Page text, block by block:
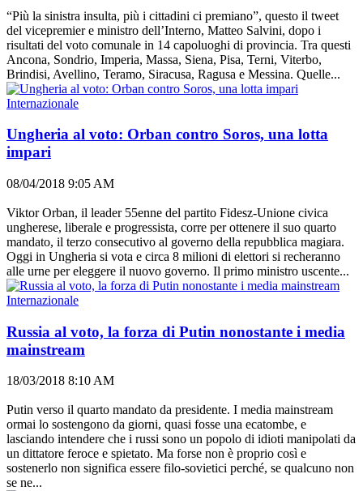
“Più la sinistra insulta, più i cittadini ci premiano”, questo il tweet
del vicepremier e ministro dell’Interno, Matteo Salvini, dopo i
risultati del voto comunale in 14 capoluoghi di provincia. Tra questi
Ancona, Sondrio, Imperia, Massa, Siena, Pisa, Terni, Viterbo,
Brindisi, Avellino, Teramo, Siracusa, Ragusa e Messina. Quelle...
Internazionale
Ungheria al voto: Orban contro Soros, una lotta
impari
08/04/2018 9:05 AM
Viktor Orban, il leader 55enne del partito Fidesz-Unione civica
ungherese, liberale e progressista, corre per ottenere il suo quarto
mandato, il terzo consecutivo al governo della repubblica magiara.
Oggi in Ungheria si vota e circa 8 milioni di elettori si recheranno
alle urne per eleggere il nuovo governo. Il primo ministro uscente...
Internazionale
Russia al voto, la forza di Putin nonostante i media
mainstream
18/03/2018 8:10 AM
Putin verso il quarto mandato da presidente. I media mainstream
ormai lo sostengono da giorni, quasi fosse una ecatombe, e
lasciando intendere che i russi sono un popolo di idioti manipolati da
un dittatore feroce e spietato. Ma forse non è proprio così e
sostenerlo non significa essere filo-sovietici perché, se qualcuno non
se ne...